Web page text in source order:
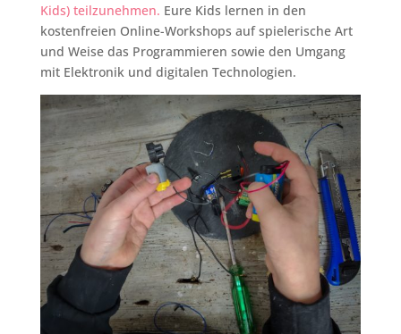
Kids) teilzunehmen. Eure Kids lernen in den
kostenfreien Online-Workshops auf spielerische Art
und Weise das Programmieren sowie den Umgang
mit Elektronik und digitalen Technologien.